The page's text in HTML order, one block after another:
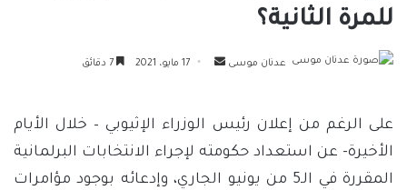
للمرة الثانية؟
عدنان موسى
أرسل 17 مايو، 2021
على الرغم من إعلان رئيس الوزراء الإثيوبي – خلال الأيام
الأخيرة- عن استعداد حكومته لإجراء الانتخابات البرلمانية
المقررة في الـ5 من يونيو الجاري، وإدعائه بوجود مؤامرات